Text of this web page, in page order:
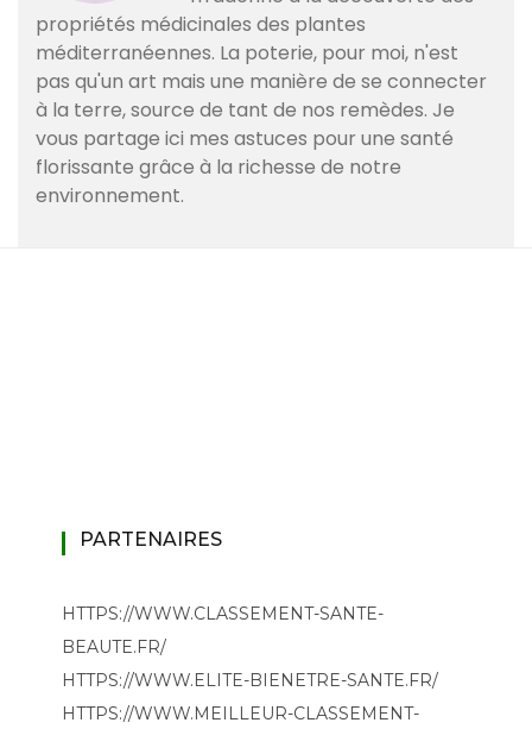
propriétés médicinales des plantes
méditerranéennes. La poterie, pour moi, n'est
pas qu'un art mais une manière de se connecter
à la terre, source de tant de nos remèdes. Je
vous partage ici mes astuces pour une santé
florissante grâce à la richesse de notre
environnement.
PARTENAIRES
HTTPS://WWW.CLASSEMENT-SANTE-
BEAUTE.FR/
HTTPS://WWW.ELITE-BIENETRE-SANTE.FR/
HTTPS://WWW.MEILLEUR-CLASSEMENT-